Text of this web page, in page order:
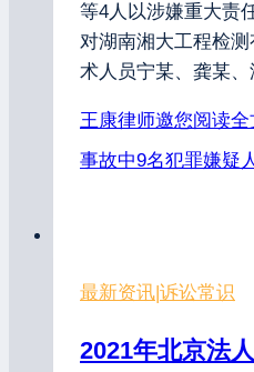
等4人以涉嫌重大责
对湖南湘大工程检
术人员宁某、龚某
王康律师邀您阅读全
事故中9名犯罪嫌疑
最新资讯|诉讼常识
2021年北京法